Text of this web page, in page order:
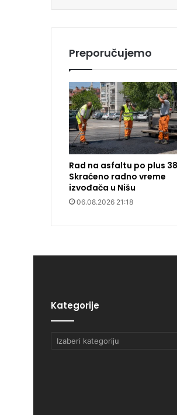
Preporučujemo
Rad na asfaltu po plus
Skraćeno radno vreme
izvođača u Nišu
06.08.2026 21:18
Kategorije
Kategorije